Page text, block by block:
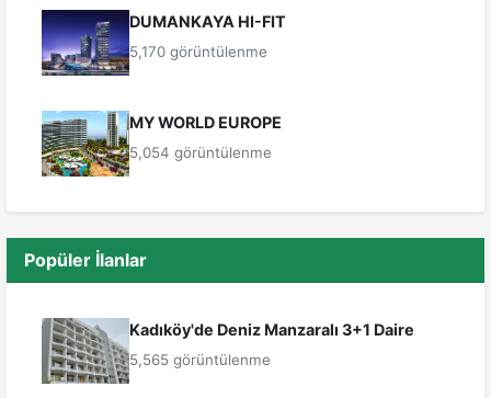
DUMANKAYA HI-FIT
5,170 görüntülenme
MY WORLD EUROPE
5,054 görüntülenme
Popüler İlanlar
Kadıköy'de Deniz Manzaralı 3+1 Daire
5,565 görüntülenme